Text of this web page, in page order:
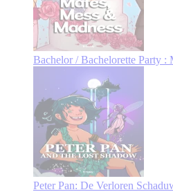
Bachelor / Bachelorette Party :
Peter Pan: De Verloren